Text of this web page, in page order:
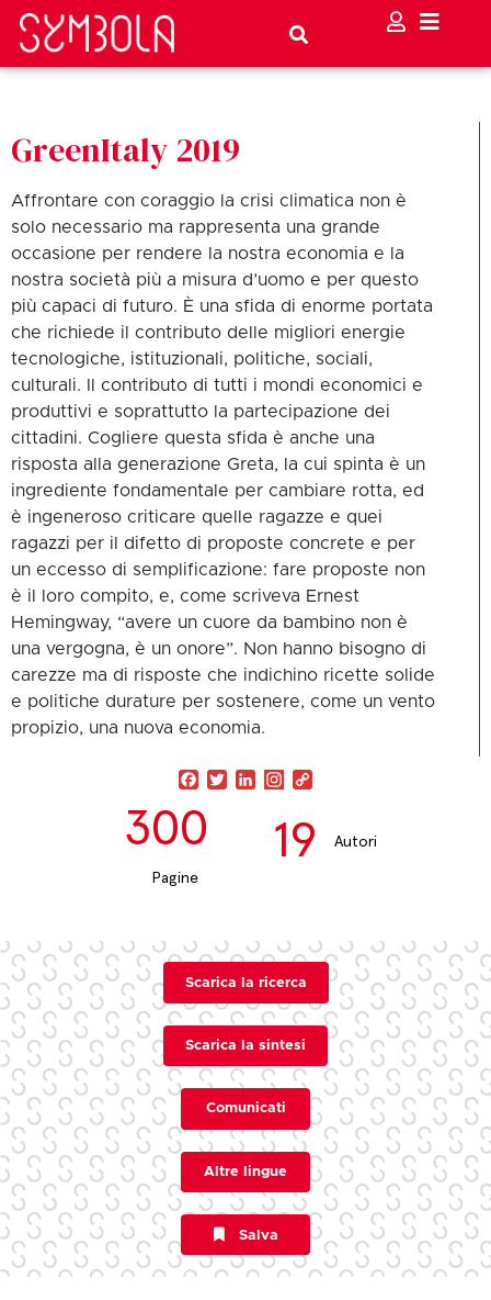
GreenItaly 2019
Affrontare con coraggio la crisi climatica non è
solo necessario ma rappresenta una grande
occasione per rendere la nostra economia e la
nostra società più a misura d’uomo e per questo
più capaci di futuro. È una sfida di enorme portata
che richiede il contributo delle migliori energie
tecnologiche, istituzionali, politiche, sociali,
culturali. Il contributo di tutti i mondi economici e
produttivi e soprattutto la partecipazione dei
cittadini. Cogliere questa sfida è anche una
risposta alla generazione Greta, la cui spinta è un
ingrediente fondamentale per cambiare rotta, ed
è ingeneroso criticare quelle ragazze e quei
ragazzi per il difetto di proposte concrete e per
un eccesso di semplificazione: fare proposte non
è il loro compito, e, come scriveva Ernest
Hemingway, “avere un cuore da bambino non è
una vergogna, è un onore”. Non hanno bisogno di
carezze ma di risposte che indichino ricette solide
e politiche durature per sostenere, come un vento
propizio, una nuova economia.
Facebook
TwitterLinkedIn
300
Pagine
19 Autori
Scarica la ricerca
Scarica la sintesi
Comunicati
Altre lingue
Salva